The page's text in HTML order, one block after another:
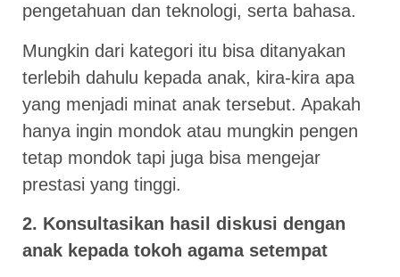
pengetahuan dan teknologi, serta bahasa.
Mungkin dari kategori itu bisa ditanyakan
terlebih dahulu kepada anak, kira-kira apa
yang menjadi minat anak tersebut. Apakah
hanya ingin mondok atau mungkin pengen
tetap mondok tapi juga bisa mengejar
prestasi yang tinggi.
2. Konsultasikan hasil diskusi dengan
anak kepada tokoh agama setempat